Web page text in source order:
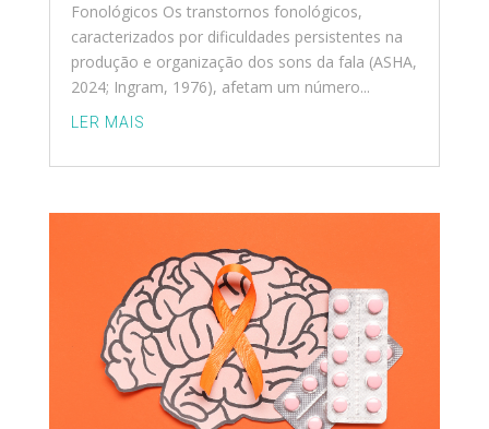
Fonológicos Os transtornos fonológicos,
caracterizados por dificuldades persistentes na
produção e organização dos sons da fala (ASHA,
2024; Ingram, 1976), afetam um número...
LER MAIS